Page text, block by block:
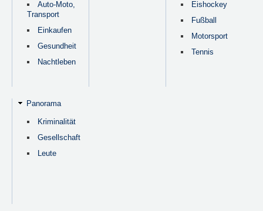
Auto-Moto,
Transport
Einkaufen
Gesundheit
Nachtleben
Eishockey
Fußball
Motorsport
Tennis
Panorama
Kriminalität
Gesellschaft
Leute